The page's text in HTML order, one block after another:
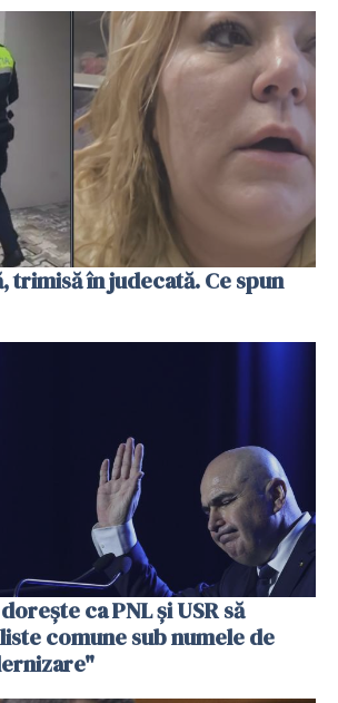
trimisă în judecată. Ce spun
ca PNL și USR să
comune sub numele de